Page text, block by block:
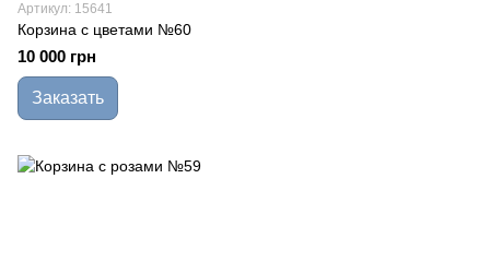
Артикул: 15641
Корзина с цветами №60
10 000 грн
Заказать